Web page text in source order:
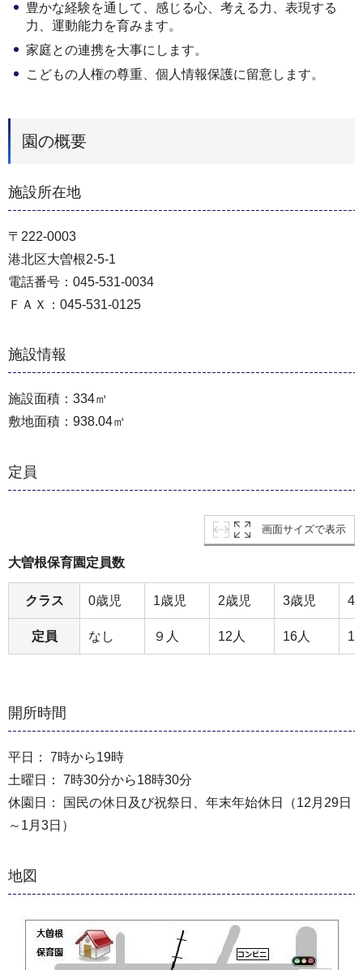
豊かな経験を通して、感じる心、考える力、表現する
力、運動能力を育みます。
家庭との連携を大事にします。
こどもの人権の尊重、個人情報保護に留意します。
園の概要
施設所在地
〒222-0003
港北区大曽根2-5-1
電話番号：045-531-0034
ＦＡＸ：045-531-0125
施設情報
施設面積：334㎡
敷地面積：938.04㎡
定員
画面サイズで表示
大曽根保育園定員数
クラス 0歳児 1歳児 2歳児 3歳児 4
定員 なし ９人 12人 16人
開所時間
平日： 7時から19時
土曜日： 7時30分から18時30分
休園日： 国民の休日及び祝祭日、年末年始休日（12月29日
～1月3日）
地図